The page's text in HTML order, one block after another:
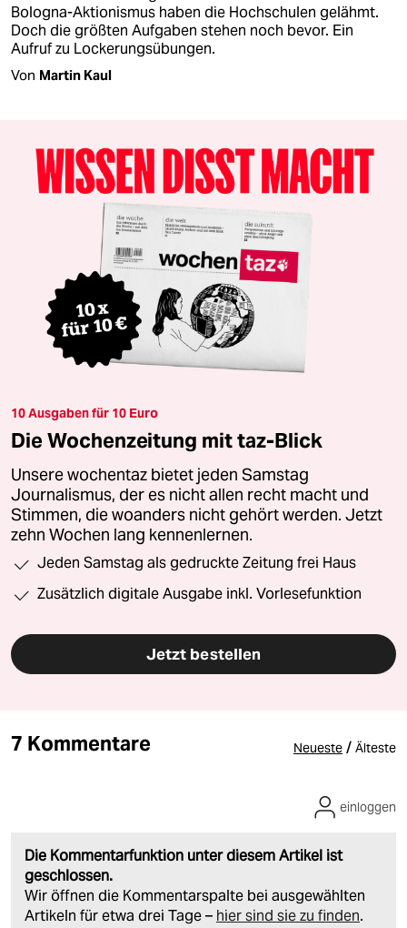
Bologna-Aktionismus haben die Hochschulen gelähmt.
Doch die größten Aufgaben stehen noch bevor. Ein
Aufruf zu Lockerungsübungen.
Von Martin Kaul
10 Ausgaben für 10 Euro
Die Wochenzeitung mit taz-Blick
Unsere wochentaz bietet jeden Samstag
Journalismus, der es nicht allen recht macht und
Stimmen, die woanders nicht gehört werden. Jetzt
zehn Wochen lang kennenlernen.
Jeden Samstag als gedruckte Zeitung frei Haus
Zusätzlich digitale Ausgabe inkl. Vorlesefunktion
Jetzt bestellen
7 Kommentare Neueste / Älteste
Die Kommentarfunktion unter diesem Artikel ist
geschlossen.
Wir öffnen die Kommentarspalte bei ausgewählten
Artikeln für etwa drei Tage – hier sind sie zu finden.
einloggen